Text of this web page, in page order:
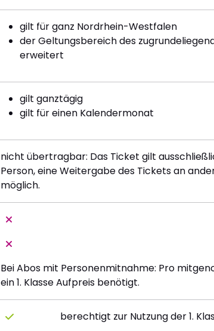
gilt für ganz Nordrhein-Westfalen
der Geltungsbereich des
erweitert
gilt ganztägig
gilt für einen Kalendermonat
nicht übertragbar: Das Ticket gilt
Person, eine Weitergabe des Tickets an
möglich.
Bei Abos mit Personenmitnahme: Pro
ein 1. Klasse Aufpreis benötigt.
berechtigt zur Nutzung der 1.